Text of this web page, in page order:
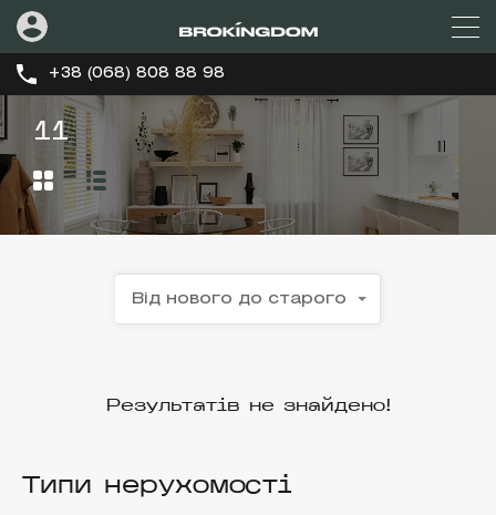
+38 (068) 808 88 98
11
Від нового до старого
Результатів не знайдено!
Типи нерухомості